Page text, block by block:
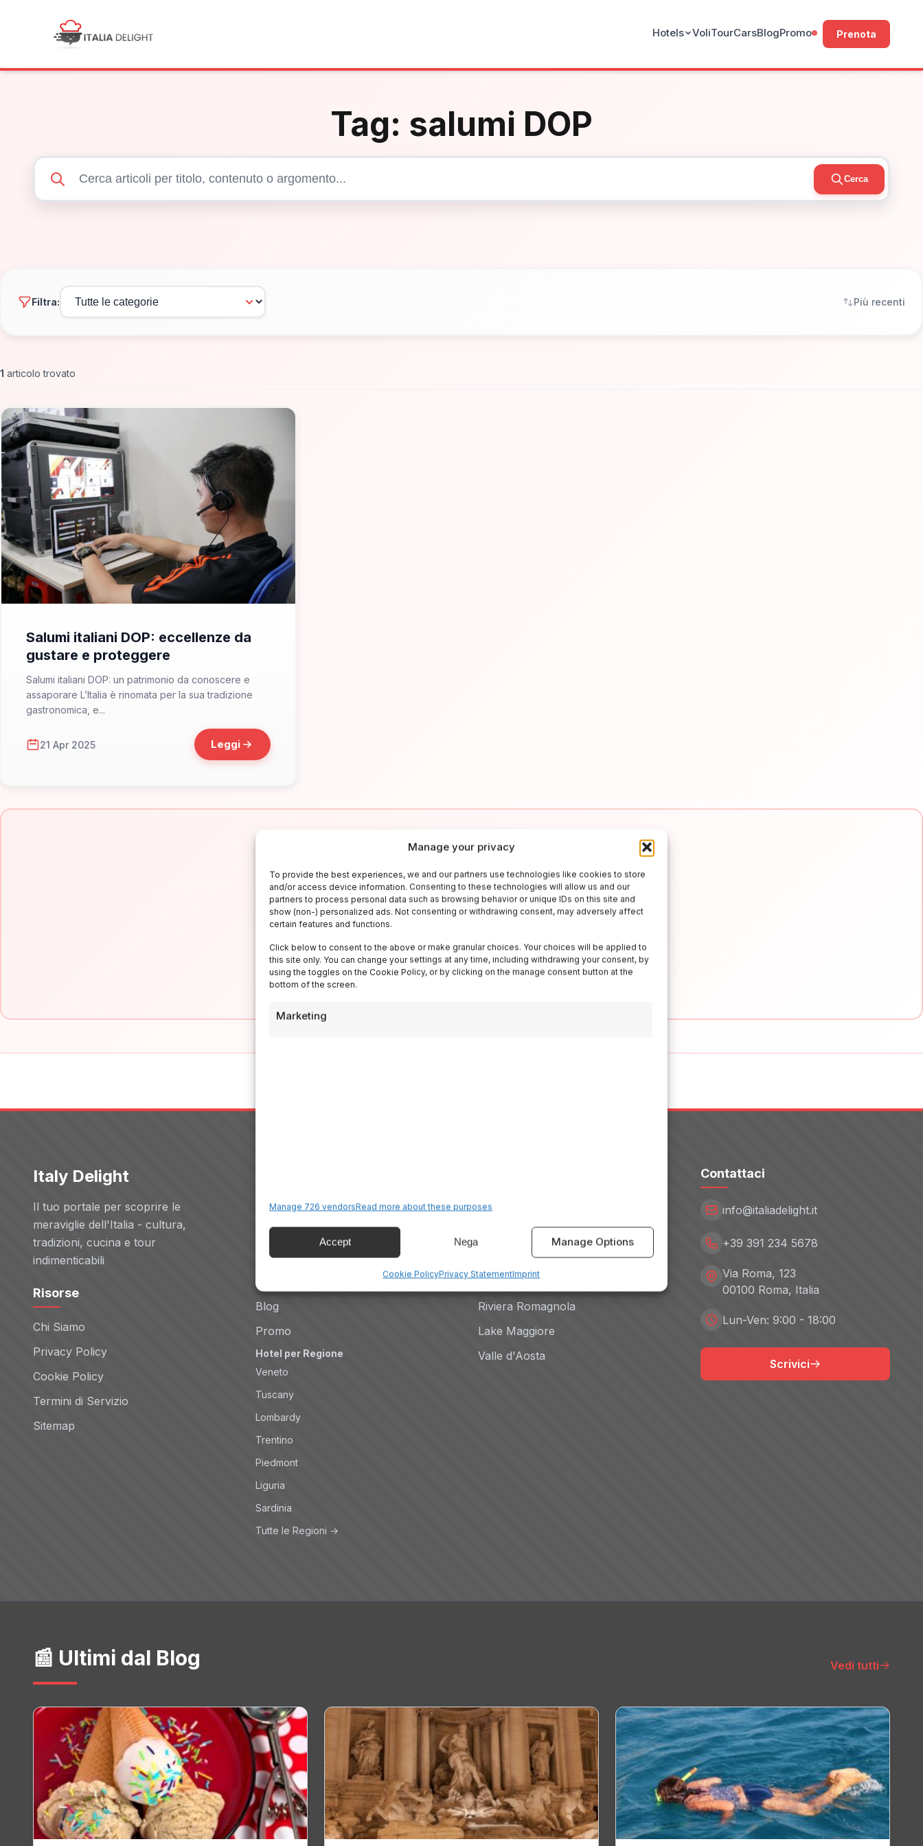
Manage your privacy
To provide the best experiences, we and our partners use technologies like cookies to store
and/or access device information. Consenting to these technologies will allow us and our
partners to process personal data such as browsing behavior or unique IDs on this site and
show (non-) personalized ads. Not consenting or withdrawing consent, may adversely affect
certain features and functions.
Click below to consent to the above or make granular choices. Your choices will be applied to
this site only. You can change your settings at any time, including withdrawing your consent, by
using the toggles on the Cookie Policy, or by clicking on the manage consent button at the
bottom of the screen.
Marketing
Manage 726 vendorsRead more about these purposes
Accept Nega Manage Options
Cookie PolicyPrivacy StatementImprint
Hotels VoliTourCarsBlogPromo Prenota
Tag: salumi DOP
Cerca
Filtra: Più recenti
1 articolo trovato
Salumi italiani DOP: eccellenze da
gustare e proteggere
Salumi italiani DOP: un patrimonio da conoscere e
assaporare L’Italia è rinomata per la sua tradizione
gastronomica, e...
21 Apr 2025 Leggi
✉
Resta aggiornato sull'Italia
Iscriviti alla newsletter per ricevere guide di viaggio, offerte esclusive e
Sign up
Italy Delight
Il tuo portale per scoprire le
meraviglie dell'Italia - cultura,
tradizioni, cucina e tour
indimenticabili
Risorse
Chi Siamo
Privacy Policy
Cookie Policy
Termini di Servizio
Sitemap
Hotels
Voli
Noleggio Auto
Tour
Blog
Promo
Hotel per Regione
Veneto
Tuscany
Lombardy
Trentino
Piedmont
Liguria
Sardinia
Tutte le Regioni →
Lake Garda
Lake Como
Amalfi Coast
Riviera Romagnola
Lake Maggiore
Valle d'Aosta
Contattaci
info@italiadelight.it
+39 391 234 5678
Via Roma, 123
00100 Roma, Italia
Lun-Ven: 9:00 - 18:00
Scrivici
📰 Ultimi dal Blog Vedi tutti